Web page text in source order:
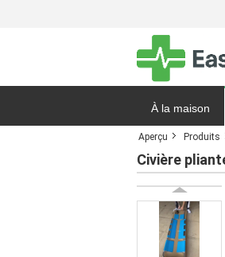
À la maison
Aperçu Produits
Civière